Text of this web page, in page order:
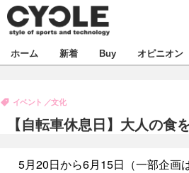
デバイス
スポーツ
イベント
ホーム 新着 Buy オピニオン
【自転車休息日】大人の
イベント 文化
5月20日から6月15日（一部企画